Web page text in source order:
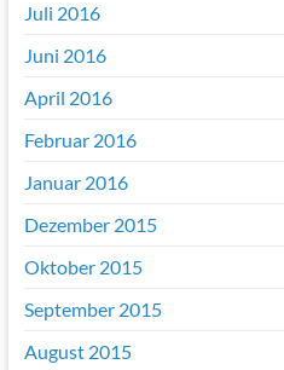
Juli 2016
Juni 2016
April 2016
Februar 2016
Januar 2016
Dezember 2015
Oktober 2015
September 2015
August 2015